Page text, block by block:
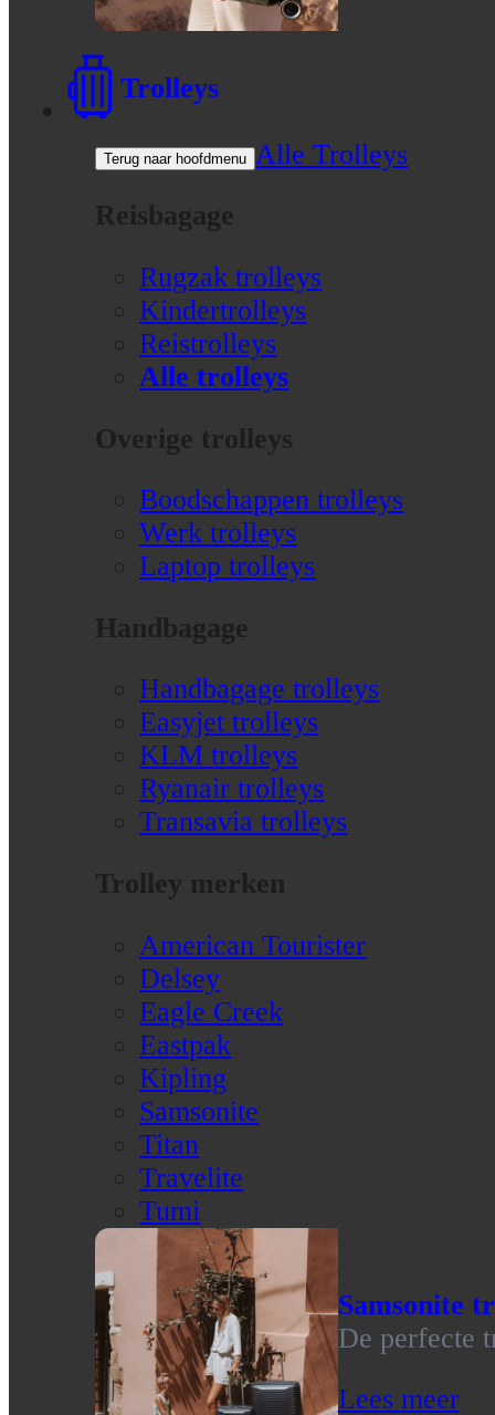
Trolleys
Terug naar hoofdmenu Alle Trolleys
Reisbagage
Rugzak trolleys
Kindertrolleys
Reistrolleys
Alle trolleys
Overige trolleys
Boodschappen trolleys
Werk trolleys
Laptop trolleys
Handbagage
Handbagage trolleys
Easyjet trolleys
KLM trolleys
Ryanair trolleys
Transavia trolleys
Trolley merken
American Tourister
Delsey
Eagle Creek
Eastpak
Kipling
Samsonite
Titan
Travelite
Tumi
Samsonite
De perfecte
Lees meer